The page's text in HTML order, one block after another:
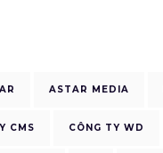
ASTAR MEDIA
CMS CÔNG TY WD